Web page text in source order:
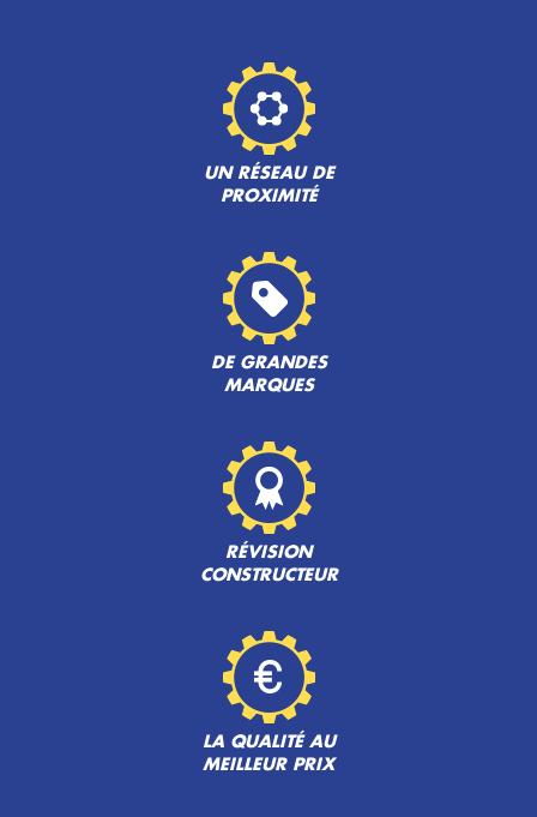
UN RÉSEAU DE
PROXIMITÉ
DE GRANDES
MARQUES
RÉVISION
CONSTRUCTEUR
LA QUALITÉ AU
MEILLEUR PRIX